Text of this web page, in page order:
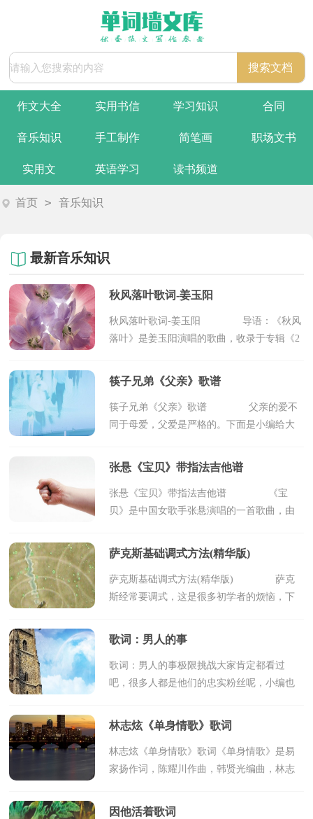
作文大全 实用书信 学习知识 合同
音乐知识 手工制作 简笔画 职场文书
实用文 英语学习 读书频道
首页 > 音乐知识
最新音乐知识
秋风落叶歌词-姜玉阳
秋风落叶歌词-姜玉阳 导语：《秋风
落叶》是姜玉阳演唱的歌曲，收录于专辑《2
整理的歌词，希望对您有所帮助。
筷子兄弟《父亲》歌谱
筷子兄弟《父亲》歌谱 父亲的爱不
同于母爱，父爱是严格的。下面是小编给大
词曲：筷子兄弟 总是向你索
张悬《宝贝》带指法吉他谱
张悬《宝贝》带指法吉他谱 《宝
贝》是中国女歌手张悬演唱的一首歌曲，由
行的首张个人专辑《My Life Will…》中。下
萨克斯基础调式方法(精华版)
萨克斯基础调式方法(精华版) 萨克
斯经常要调式，这是很多初学者的烦恼，下
(精华版)，欢迎阅读。 萨克斯又名
歌词：男人的事
歌词：男人的事极限挑战大家肯定都看过
吧，很多人都是他们的忠实粉丝呢，小编也
月15号上映了，这部电影的主题曲《男人的
林志炫《单身情歌》歌词
林志炫《单身情歌》歌词《单身情歌》是易
家扬作词，陈耀川作曲，韩贤光编曲，林志
日由索尼音乐发行的新歌精选辑《单身情
因他活着歌词